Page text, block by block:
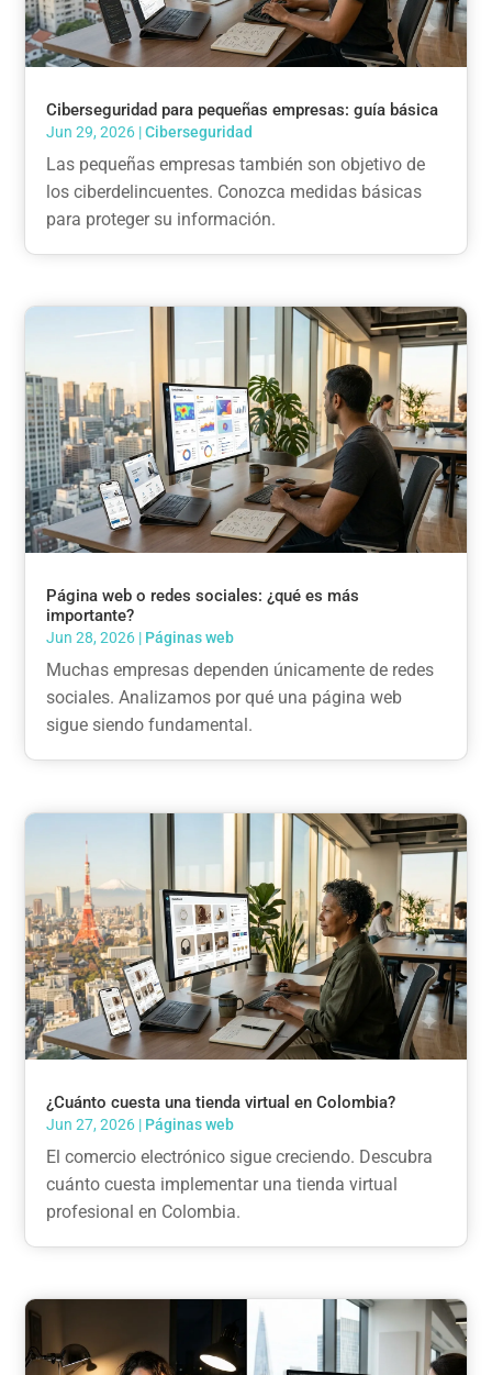
Ciberseguridad para pequeñas empresas: guía básica
Jun 29, 2026 |Ciberseguridad
Las pequeñas empresas también son objetivo de
los ciberdelincuentes. Conozca medidas básicas
para proteger su información.
Página web o redes sociales: ¿qué es más
importante?
Jun 28, 2026 | Páginas web
Muchas empresas dependen únicamente de redes
sociales. Analizamos por qué una página web
sigue siendo fundamental.
¿Cuánto cuesta una tienda virtual en Colombia?
Jun 27, 2026 | Páginas web
El comercio electrónico sigue creciendo. Descubra
cuánto cuesta implementar una tienda virtual
profesional en Colombia.